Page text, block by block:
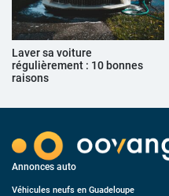
Laver sa voiture
régulièrement : 10 bonnes
raisons
Annonces auto
Véhicules neufs en Guadeloupe